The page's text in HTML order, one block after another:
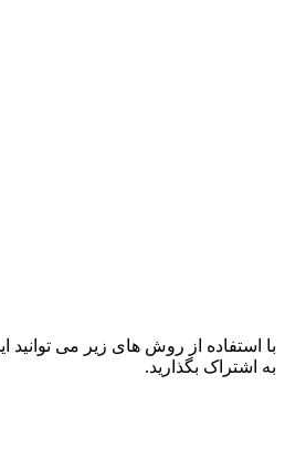
با استفاده از روش های زیر می توانید
به اشتراک بگذارید.